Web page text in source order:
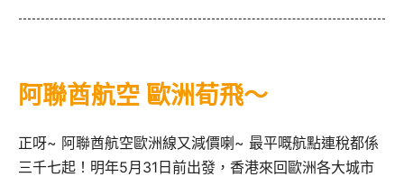
阿聯酋航空 歐洲荀飛～
正呀~ 阿聯酋航空歐洲線又減價喇~ 最平嘅航點連稅都係
三千七起！明年5月31日前出發，香港來回歐洲各大城市